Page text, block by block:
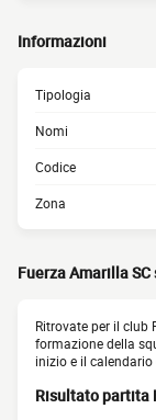
Informazioni
Tipologia
Nomi
Codice
Zona
Fuerza Amarilla
Ritrovate per il club
formazione della
inizio e il
Risultato partita